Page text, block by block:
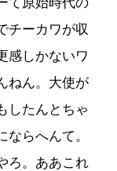
チーカワが収
感しかないワ
ねん。大使が
したんとちゃ
らへんて。
ろ。ああこれ